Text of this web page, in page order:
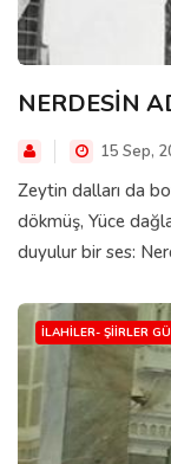
NERDESİN
15 Sep,
Zeytin dalları da
dökmüş, Yüce
duyulur bir ses:
İLAHILER- ŞIIRLER